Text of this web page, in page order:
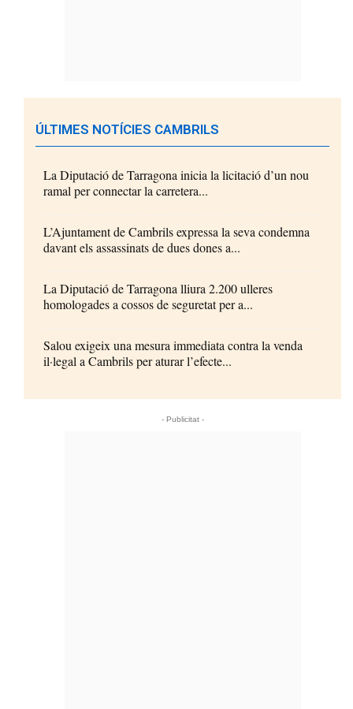
ÚLTIMES NOTÍCIES CAMBRILS
La Diputació de Tarragona inicia la licitació d’un nou
ramal per connectar la carretera...
L’Ajuntament de Cambrils expressa la seva condemna
davant els assassinats de dues dones a...
La Diputació de Tarragona lliura 2.200 ulleres
homologades a cossos de seguretat per a...
Salou exigeix una mesura immediata contra la venda
il·legal a Cambrils per aturar l’efecte...
- Publicitat -